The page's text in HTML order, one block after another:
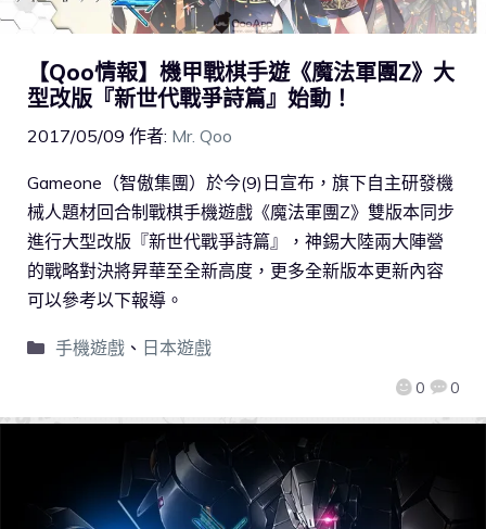
【Qoo情報】機甲戰棋手遊《魔法軍團Z》大
型改版『新世代戰爭詩篇』始動！
2017/05/09 作者: Mr. Qoo
0 0
Gameone（智傲集團）於今(9)日宣布，旗下自主研發機
械人題材回合制戰棋手機遊戲《魔法軍團Z》雙版本同步
進行大型改版『新世代戰爭詩篇』，神錫大陸兩大陣營
的戰略對決將昇華至全新高度，更多全新版本更新內容
可以參考以下報導。
手機遊戲、 日本遊戲